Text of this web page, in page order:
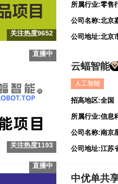
关注热度9652
所属行业:零售
公司名称:北京
关注热度1193
直播中
云蝠智能
人工智能
招高地区:全国
所属行业:信息
公司名称:南京
公司地址:江苏
直播中
中优单共